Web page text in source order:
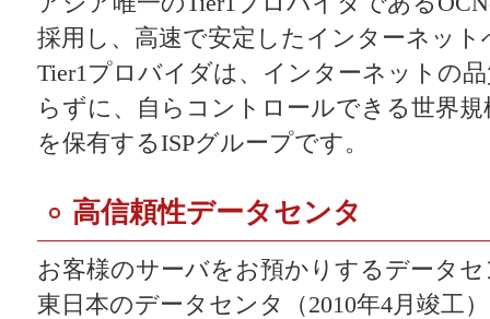
採用し、高速で安定したインターネッ
Tier1プロバイダは、インターネットの
らずに、自らコントロールできる世界
を保有するISPグループです。
高信頼性データセンタ
お客様のサーバをお預かりするデータ
東日本のデータセンタ（2010年4月竣工